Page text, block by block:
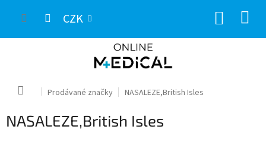
CZK
Domů Prodávané značky NASALEZE,British Isles
NASALEZE,British Isles